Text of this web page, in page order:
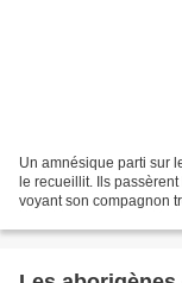
Un amnésique parti sur
le recueillit. Ils
voyant son compagnon